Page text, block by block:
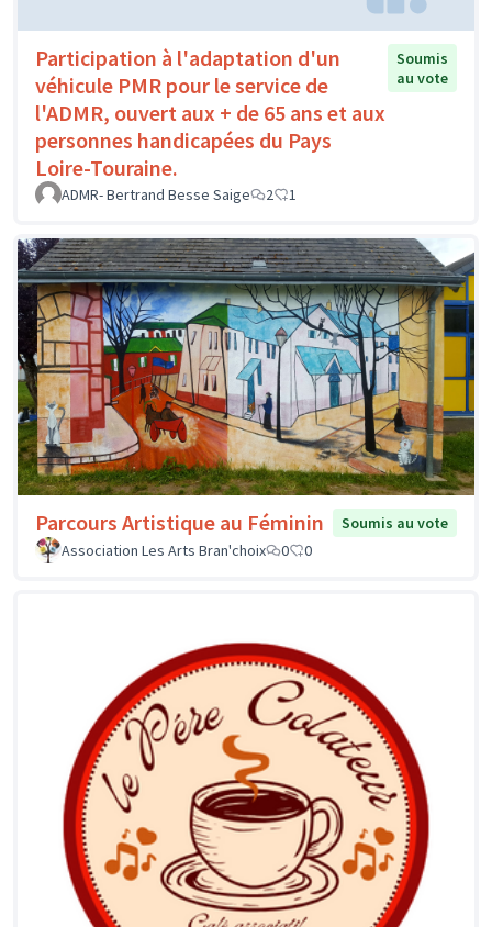
Participation à l'adaptation d'un
véhicule PMR pour le service de
l'ADMR, ouvert aux + de 65 ans et aux
personnes handicapées du Pays
Loire-Touraine.
Soumis
au vote
ADMR- Bertrand Besse Saige 2 1
Parcours Artistique au Féminin
Soumis au vote
Association Les Arts Bran'choix
0 0